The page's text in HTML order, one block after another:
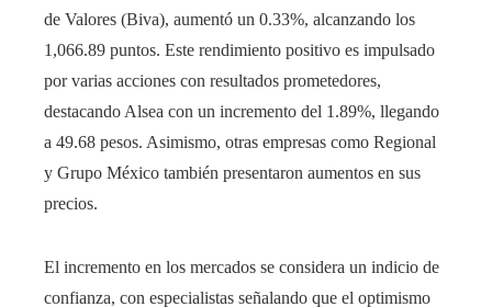
de Valores (Biva), aumentó un 0.33%, alcanzando los
1,066.89 puntos. Este rendimiento positivo es impulsado
por varias acciones con resultados prometedores,
destacando Alsea con un incremento del 1.89%, llegando
a 49.68 pesos. Asimismo, otras empresas como Regional
y Grupo México también presentaron aumentos en sus
precios.
El incremento en los mercados se considera un indicio de
confianza, con especialistas señalando que el optimismo